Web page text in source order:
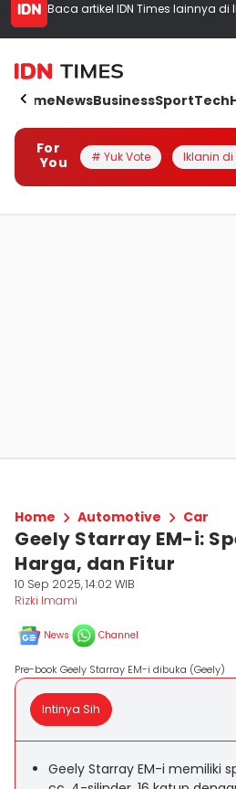
Baca artikel IDN Times lainnya di
HomeNewsBusinessSportTech
For
You
# Yuk Vote Iklanin di
Home Automotive Car
Geely Starray EM-i:
Harga, dan Fitur
10 Sep 2025, 14:02 WIB
Rizki Imami
News Channel
Pre-book Geely Starray EM-i dibuka (Geely)
Intinya Sih
Geely Starray EM-i memiliki